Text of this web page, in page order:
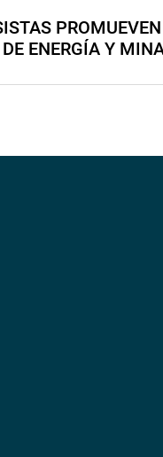
PROMUEVEN
ENERGÍA Y